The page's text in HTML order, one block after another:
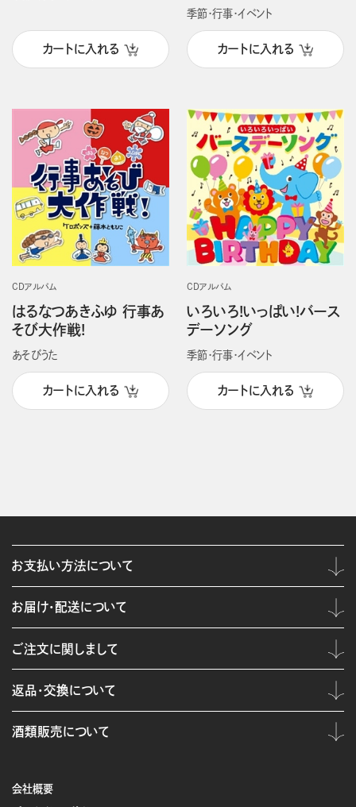
カートに入れる
季節・行事・イベント
カートに入れる
CDアルバム
はるなつあきふゆ 行事あ
そび大作戦!
あそびうた
カートに入れる
CDアルバム
いろいろ!いっぱい!バース
デーソング
季節・行事・イベント
カートに入れる
会社概要
お支払い方法について
お届け・配送について
ご注文に関しまして
返品・交換について
酒類販売について